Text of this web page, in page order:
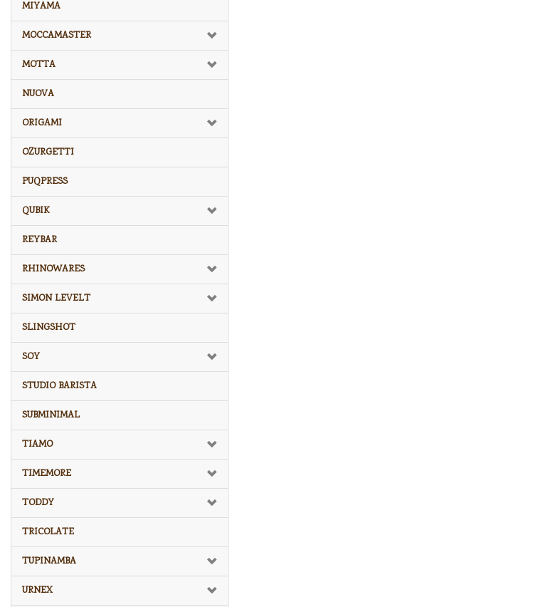
MIYAMA
MOCCAMASTER
MOTTA
NUOVA
ORIGAMI
OZURGETTI
PUQPRESS
QUBIK
REYBAR
RHINOWARES
SIMON LEVELT
SLINGSHOT
SOY
STUDIO BARISTA
SUBMINIMAL
TIAMO
TIMEMORE
TODDY
TRICOLATE
TUPINAMBA
URNEX